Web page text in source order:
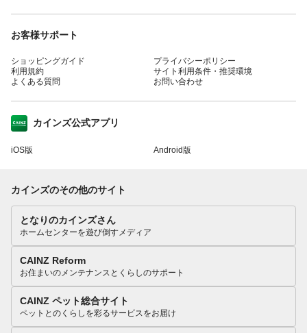
お客様サポート
ショッピングガイド
利用規約
よくある質問
プライバシーポリシー
サイト利用条件・推奨環境
お問い合わせ
カインズ公式アプリ
iOS版 Android版
カインズのその他のサイト
となりのカインズさん
ホームセンターを遊び倒すメディア
CAINZ Reform
お住まいのメンテナンスとくらしのサポート
CAINZ ペット総合サイト
ペットとのくらしを彩るサービスをお届け